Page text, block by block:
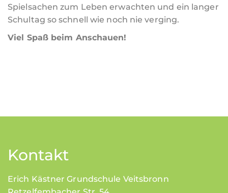
Spielsachen zum Leben erwachten und ein langer
Schultag so schnell wie noch nie verging.
Viel Spaß beim Anschauen!
Kontakt
Erich Kästner Grundschule Veitsbronn